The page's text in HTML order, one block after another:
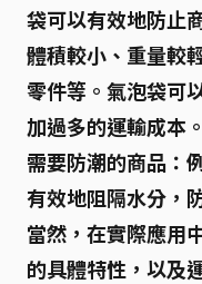
袋可以有效地防止
體積較小、重量較
零件等。氣泡袋可
加過多的運輸成本。
需要防潮的商品：
有效地阻隔水分，
當然，在實際應用
的具體特性，以及